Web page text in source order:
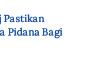
Pastikan
Pidana Bagi